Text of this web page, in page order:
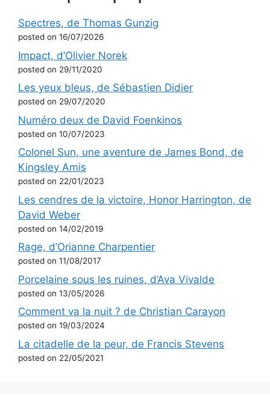
Spectres, de Thomas Gunzig
posted on 16/07/2026
Impact, d’Olivier Norek
posted on 29/11/2020
Les yeux bleus, de Sébastien Didier
posted on 29/07/2020
Numéro deux de David Foenkinos
posted on 10/07/2023
Colonel Sun, une aventure de James Bond, de
Kingsley Amis
posted on 22/01/2023
Les cendres de la victoire, Honor Harrington, de
David Weber
posted on 14/02/2019
Rage, d’Orianne Charpentier
posted on 11/08/2017
Porcelaine sous les ruines, d’Ava Vivalde
posted on 13/05/2026
Comment va la nuit ? de Christian Carayon
posted on 19/03/2024
La citadelle de la peur, de Francis Stevens
posted on 22/05/2021